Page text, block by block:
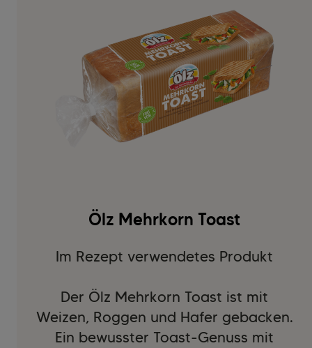
Ölz Mehrkorn Toast
Im Rezept verwendetes Produkt
Der Ölz Mehrkorn Toast ist mit
Weizen, Roggen und Hafer gebacken.
Ein bewusster Toast-Genuss mit